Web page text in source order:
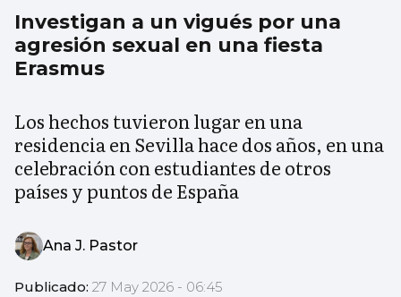
Investigan a un vigués por una
agresión sexual en una fiesta
Erasmus
Los hechos tuvieron lugar en una
residencia en Sevilla hace dos años, en una
celebración con estudiantes de otros
países y puntos de España
Ana J. Pastor
Publicado: 27 May 2026 - 06:45